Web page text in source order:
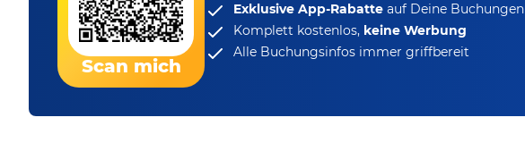
Scan mich
Exklusive App-Rabatte auf Deine Buchungen
Komplett kostenlos, keine Werbung
Alle Buchungsinfos immer griffbereit